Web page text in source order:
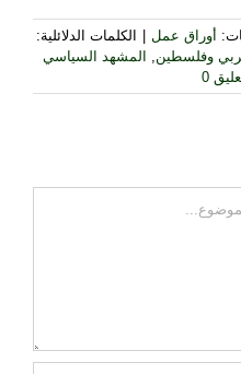
أوراق عمل
الكلمات الدلائلية:
وفلسطين, المشهد السياسي
0